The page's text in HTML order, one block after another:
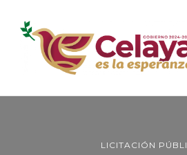
Municipio de
Portal Oficial del Municipio de
LICITACIÓN